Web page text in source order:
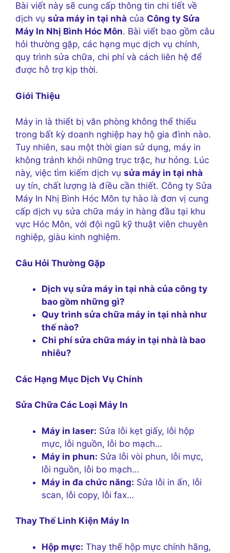
Bài viết này sẽ cung cấp thông tin chi tiết về
dịch vụ sửa máy in tại nhà của Công ty Sửa
Máy In Nhị Bình Hóc Môn. Bài viết bao gồm câu
hỏi thường gặp, các hạng mục dịch vụ chính,
quy trình sửa chữa, chi phí và cách liên hệ để
được hỗ trợ kịp thời.
Giới Thiệu
Máy in là thiết bị văn phòng không thể thiếu
trong bất kỳ doanh nghiệp hay hộ gia đình nào.
Tuy nhiên, sau một thời gian sử dụng, máy in
không tránh khỏi những trục trặc, hư hỏng. Lúc
này, việc tìm kiếm dịch vụ sửa máy in tại nhà
uy tín, chất lượng là điều cần thiết. Công ty Sửa
Máy In Nhị Bình Hóc Môn tự hào là đơn vị cung
cấp dịch vụ sửa chữa máy in hàng đầu tại khu
vực Hóc Môn, với đội ngũ kỹ thuật viên chuyên
nghiệp, giàu kinh nghiệm.
Câu Hỏi Thường Gặp
Dịch vụ sửa máy in tại nhà của công ty
bao gồm những gì?
Quy trình sửa chữa máy in tại nhà như
thế nào?
Chi phí sửa chữa máy in tại nhà là bao
nhiêu?
Các Hạng Mục Dịch Vụ Chính
Sửa Chữa Các Loại Máy In
Máy in laser: Sửa lỗi kẹt giấy, lỗi hộp
mực, lỗi nguồn, lỗi bo mạch…
Máy in phun: Sửa lỗi vòi phun, lỗi mực,
lỗi nguồn, lỗi bo mạch…
Máy in đa chức năng: Sửa lỗi in ấn, lỗi
scan, lỗi copy, lỗi fax…
Thay Thế Linh Kiện Máy In
Hộp mực: Thay thế hộp mực chính hãng,